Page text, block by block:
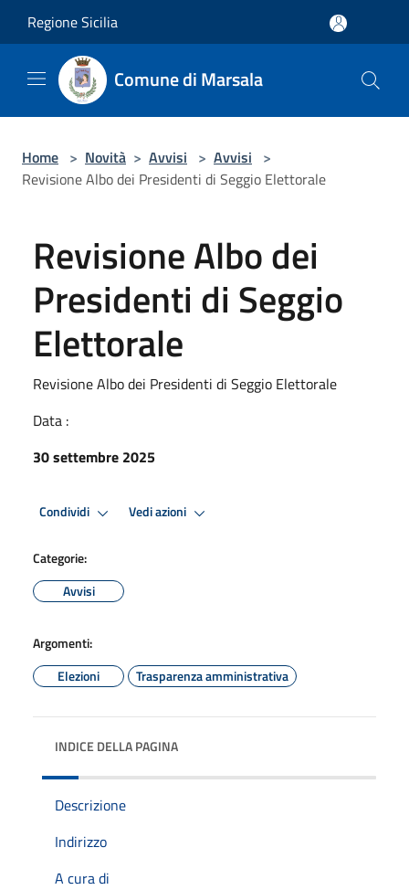
Regione Sicilia
Comune di Marsala
Home > Novità > Avvisi > Avvisi >
Revisione Albo dei Presidenti di Seggio Elettorale
Revisione Albo dei
Presidenti di Seggio
Elettorale
Revisione Albo dei Presidenti di Seggio Elettorale
Data :
30 settembre 2025
Condividi Vedi azioni
Categorie:
Avvisi
Argomenti:
Elezioni
Trasparenza amministrativa
INDICE DELLA PAGINA
Descrizione
Indirizzo
A cura di